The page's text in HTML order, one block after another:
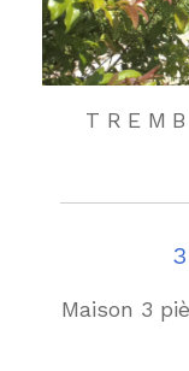
Maison 3